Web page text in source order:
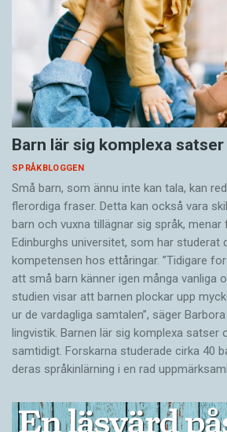
Barn lär sig komplexa
SPRÅKBLOGGEN
Små barn, som ännu inte kan tala, kan
flerordiga fraser. Detta kan också vara
barn och vuxna tillägnar sig språk, menar
Edinburghs universitet, som har studerat
kompetensen hos ettåringar. ”Tidigare
att små barn känner igen många vanliga
studien visar att barnen plockar upp
ur de vardagliga samtalen”, säger
lingvistik. Barnen lär sig komplexa satser
samtidigt. Forskarna studerade cirka 40
deras språkinlärning i en rad